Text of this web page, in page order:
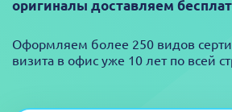
оригиналы доставляем
Оформляем более 250 видов
визита в офис уже 10 лет по всей